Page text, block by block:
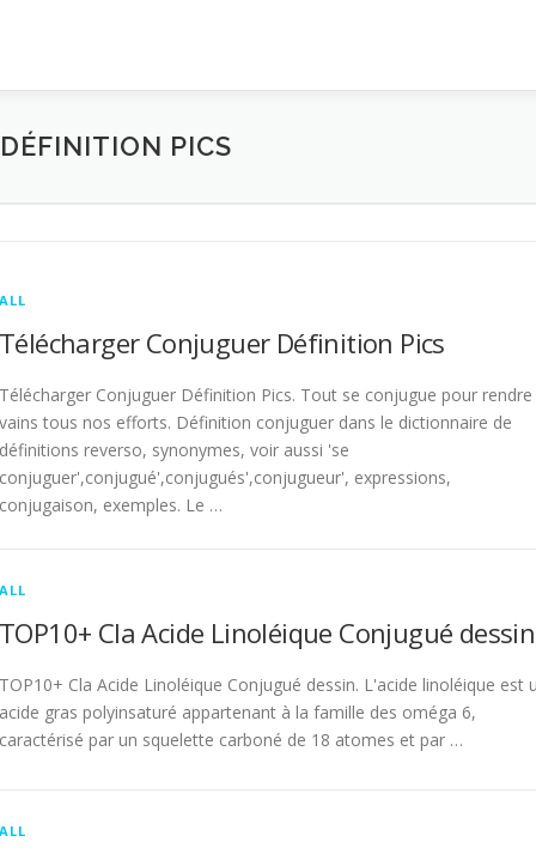
PICS
ALL
Télécharger Conjuguer Définition Pics
Télécharger Conjuguer Définition Pics. Tout se conjugue pour rendre
vains tous nos efforts. Définition conjuguer dans le dictionnaire de
définitions reverso, synonymes, voir aussi 'se
conjuguer',conjugué',conjugués',conjugueur', expressions,
conjugaison, exemples. Le …
ALL
TOP10+ Cla Acide Linoléique Conjugué dessin
TOP10+ Cla Acide Linoléique Conjugué dessin. L'acide linoléique est
acide gras polyinsaturé appartenant à la famille des oméga 6,
caractérisé par un squelette carboné de 18 atomes et par …
ALL